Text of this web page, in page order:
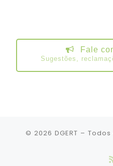
Fale
Sugestões,
© 2026 DGERT –